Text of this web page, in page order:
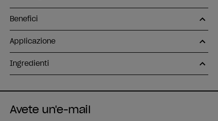
Benefici
Applicazione
Ingredienti
Avete un'e-mail